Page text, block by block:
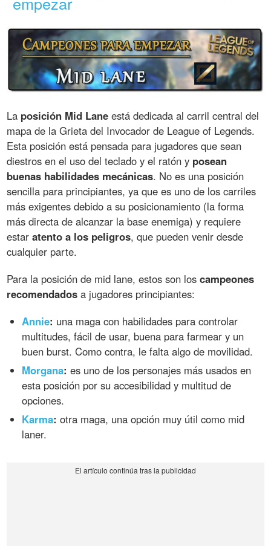
La posición Mid Lane está dedicada al carril central del
mapa de la Grieta del Invocador de League of Legends.
Esta posición está pensada para jugadores que sean
diestros en el uso del teclado y el ratón y posean
buenas habilidades mecánicas. No es una posición
sencilla para principiantes, ya que es uno de los carriles
más exigentes debido a su posicionamiento (la forma
más directa de alcanzar la base enemiga) y requiere
estaratento a los peligros, que pueden venir desde
cualquier parte.
Para la posición de mid lane, estos son loscampeones
recomendados a jugadores principiantes:
Annie: una maga con habilidades para controlar
multitudes, fácil de usar, buena para farmear y un
buen burst. Como contra, le falta algo de movilidad.
Morgana: es uno de los personajes más usados en
esta posición por su accesibilidad y multitud de
opciones.
Karma: otra maga, una opción muy útil como mid
laner.